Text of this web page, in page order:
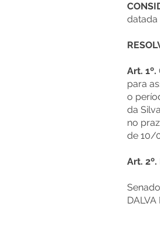
datada
Art. 1º.
para
o
da
no
de 10/
Art. 2º.
DALVA